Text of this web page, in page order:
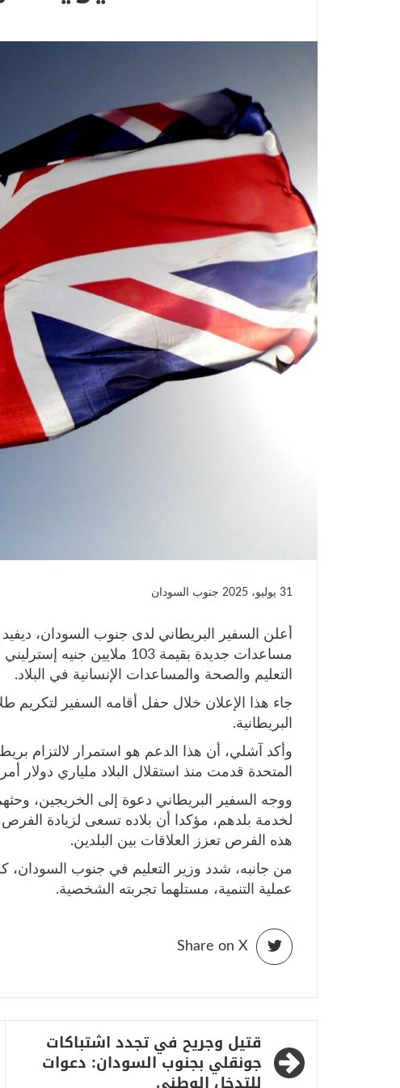
31 يوليو، 2025 جنوب السودان
أعلن السفير البريطاني لدى جنوب السودان،
التعليم والصحة والمساعدات الإنسانية في البلاد.
جاء هذا الإعلان خلال حفل أقامه السفير لتكريم
البريطانية.
وأكد آشلي، أن هذا الدعم هو استمرار لالتزام
المتحدة قدمت منذ استقلال البلاد ملياري دولار
ووجه السفير البريطاني دعوة إلى الخريجين،
لخدمة بلدهم، مؤكدا أن بلاده تسعى لزيادة
هذه الفرص تعزز العلاقات بين البلدين.
من جانبه، شدد وزير التعليم في جنوب
عملية التنمية، مستلهما تجربته الشخصية.
Share on X
تصفّح
المقالات
قتيل وجريح في تجدد اشتباكات
جونقلي بجنوب السودان: دعوات